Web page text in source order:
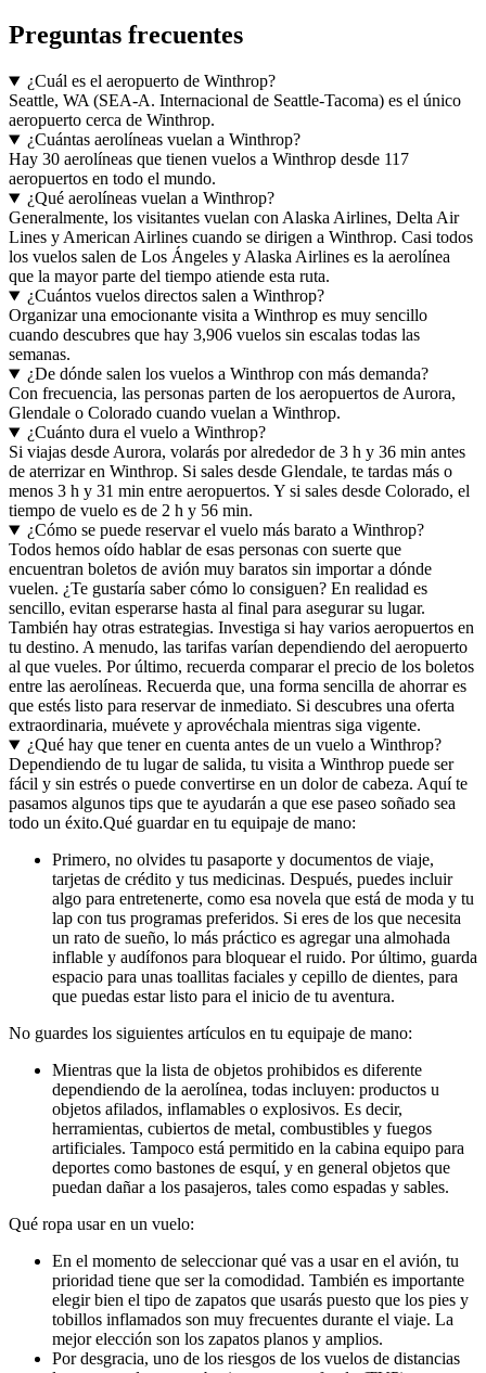
Preguntas frecuentes
¿Cuál es el aeropuerto de Winthrop?
Seattle, WA (SEA-A. Internacional de Seattle-Tacoma) es el único
aeropuerto cerca de Winthrop.
¿Cuántas aerolíneas vuelan a Winthrop?
Hay 30 aerolíneas que tienen vuelos a Winthrop desde 117
aeropuertos en todo el mundo.
¿Qué aerolíneas vuelan a Winthrop?
Generalmente, los visitantes vuelan con Alaska Airlines, Delta Air
Lines y American Airlines cuando se dirigen a Winthrop. Casi todos
los vuelos salen de Los Ángeles y Alaska Airlines es la aerolínea
que la mayor parte del tiempo atiende esta ruta.
¿Cuántos vuelos directos salen a Winthrop?
Organizar una emocionante visita a Winthrop es muy sencillo
cuando descubres que hay 3,906 vuelos sin escalas todas las
semanas.
¿De dónde salen los vuelos a Winthrop con más demanda?
Con frecuencia, las personas parten de los aeropuertos de Aurora,
Glendale o Colorado cuando vuelan a Winthrop.
¿Cuánto dura el vuelo a Winthrop?
Si viajas desde Aurora, volarás por alrededor de 3 h y 36 min antes
de aterrizar en Winthrop. Si sales desde Glendale, te tardas más o
menos 3 h y 31 min entre aeropuertos. Y si sales desde Colorado, el
tiempo de vuelo es de 2 h y 56 min.
¿Cómo se puede reservar el vuelo más barato a Winthrop?
Todos hemos oído hablar de esas personas con suerte que
encuentran boletos de avión muy baratos sin importar a dónde
vuelen. ¿Te gustaría saber cómo lo consiguen? En realidad es
sencillo, evitan esperarse hasta al final para asegurar su lugar.
También hay otras estrategias. Investiga si hay varios aeropuertos en
tu destino. A menudo, las tarifas varían dependiendo del aeropuerto
al que vueles. Por último, recuerda comparar el precio de los boletos
entre las aerolíneas. Recuerda que, una forma sencilla de ahorrar es
que estés listo para reservar de inmediato. Si descubres una oferta
extraordinaria, muévete y aprovéchala mientras siga vigente.
¿Qué hay que tener en cuenta antes de un vuelo a Winthrop?
Dependiendo de tu lugar de salida, tu visita a Winthrop puede ser
fácil y sin estrés o puede convertirse en un dolor de cabeza. Aquí te
pasamos algunos tips que te ayudarán a que ese paseo soñado sea
todo un éxito.Qué guardar en tu equipaje de mano:
Primero, no olvides tu pasaporte y documentos de viaje,
tarjetas de crédito y tus medicinas. Después, puedes incluir
algo para entretenerte, como esa novela que está de moda y tu
lap con tus programas preferidos. Si eres de los que necesita
un rato de sueño, lo más práctico es agregar una almohada
inflable y audífonos para bloquear el ruido. Por último, guarda
espacio para unas toallitas faciales y cepillo de dientes, para
que puedas estar listo para el inicio de tu aventura.
No guardes los siguientes artículos en tu equipaje de mano:
Mientras que la lista de objetos prohibidos es diferente
dependiendo de la aerolínea, todas incluyen: productos u
objetos afilados, inflamables o explosivos. Es decir,
herramientas, cubiertos de metal, combustibles y fuegos
artificiales. Tampoco está permitido en la cabina equipo para
deportes como bastones de esquí, y en general objetos que
puedan dañar a los pasajeros, tales como espadas y sables.
Qué ropa usar en un vuelo:
En el momento de seleccionar qué vas a usar en el avión, tu
prioridad tiene que ser la comodidad. También es importante
elegir bien el tipo de zapatos que usarás puesto que los pies y
tobillos inflamados son muy frecuentes durante el viaje. La
mejor elección son los zapatos planos y amplios.
Por desgracia, uno de los riesgos de los vuelos de distancias